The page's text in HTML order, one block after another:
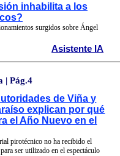
inhabilita a los
surgidos sobre Ángel
Asistente IA
| Pág.4
de Viña y
explican por qué
el Año Nuevo en el
pirotécnico no ha recibido el
ser utilizado en el espectáculo